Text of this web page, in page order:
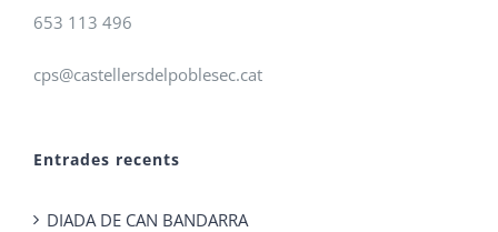
653 113 496
cps@castellersdelpoblesec.cat
Entrades recents
DIADA DE CAN BANDARRA